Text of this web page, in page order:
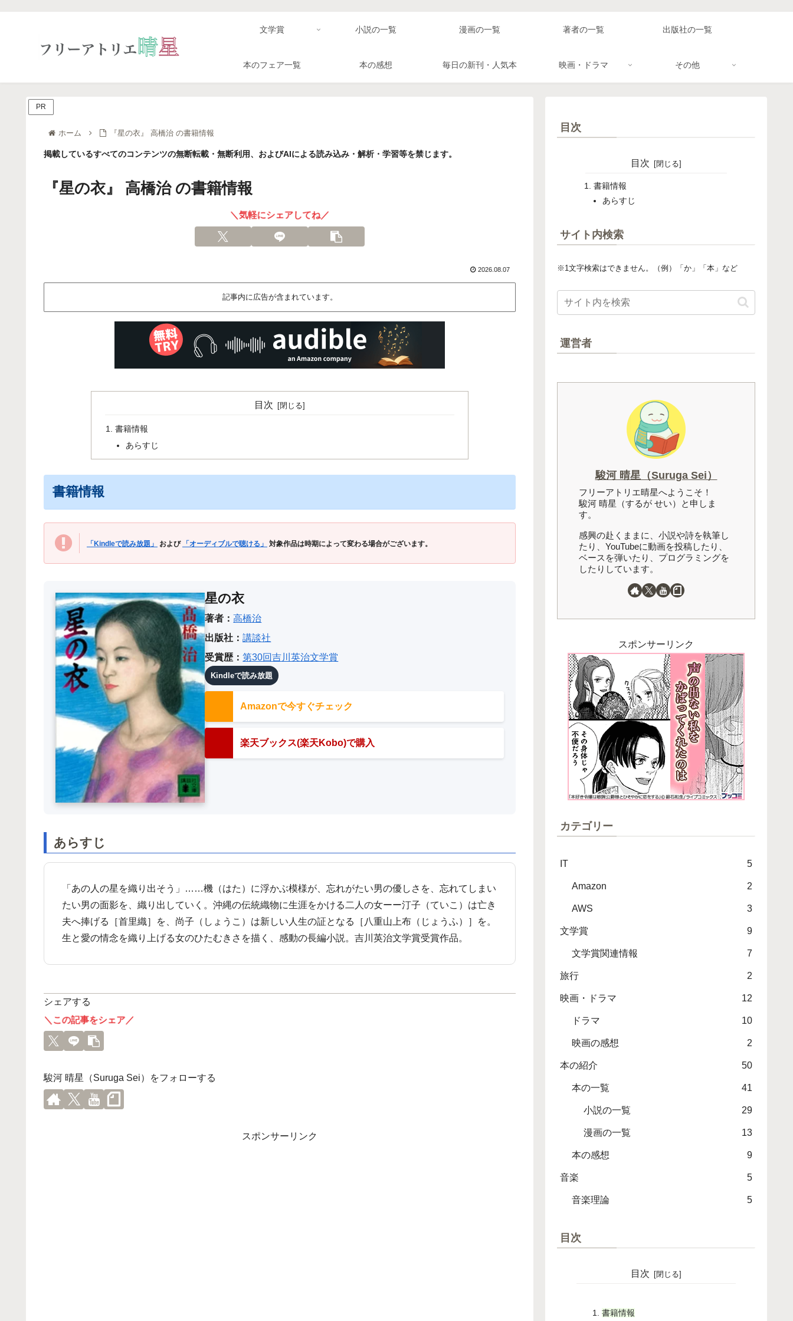
文学賞 小説の一覧 漫画の一覧 著者の一覧 出版社の一覧
本のフェア一覧 本の感想 毎日の新刊・人気本 映画・ドラマ その他
ホーム 『星の衣』 高橋治 の書籍情報
掲載しているすべてのコンテンツの無断転載・無断利用、およびAIによる読み込み・解析・学習等を禁じます。
『星の衣』 高橋治 の書籍情報
＼気軽にシェアしてね／
2026.08.07
記事内に広告が含まれています。
PR
目次
書籍情報
あらすじ
書籍情報
「Kindleで読み放題」 および 「オーディブルで聴ける」 対象作品は時期によって変わる場合がございます。
星の衣
著者：高橋治
出版社：講談社
受賞歴：第30回吉川英治文学賞
Kindleで読み放題
Amazonで今すぐチェック
楽天ブックス(楽天Kobo)で購入
あらすじ
「あの人の星を織り出そう」……機（はた）に浮かぶ模様が、忘れがたい男の優しさを、忘れてしまい
たい男の面影を、織り出していく。沖縄の伝統織物に生涯をかける二人の女ーー汀子（ていこ）は亡き
夫へ捧げる［首里織］を、尚子（しょうこ）は新しい人生の証となる［八重山上布（じょうふ）］を。
生と愛の情念を織り上げる女のひたむきさを描く、感動の長編小説。吉川英治文学賞受賞作品。
シェアする
＼この記事をシェア／
駿河 晴星（Suruga Sei）をフォローする
スポンサーリンク
目次
目次
書籍情報
あらすじ
サイト内検索
※1文字検索はできません。（例）「か」「本」など
運営者
駿河 晴星（Suruga Sei）
フリーアトリエ晴星へようこそ！
駿河 晴星（するが せい）と申しま
す。
感興の赴くままに、小説や詩を執筆し
たり、YouTubeに動画を投稿したり、
ベースを弾いたり、プログラミングを
したりしています。
スポンサーリンク
カテゴリー
IT 5
Amazon 2
AWS 3
文学賞 9
文学賞関連情報 7
旅行 2
映画・ドラマ 12
ドラマ 10
映画の感想 2
本の紹介 50
本の一覧 41
小説の一覧 29
漫画の一覧 13
本の感想 9
音楽 5
音楽理論 5
目次
目次
書籍情報